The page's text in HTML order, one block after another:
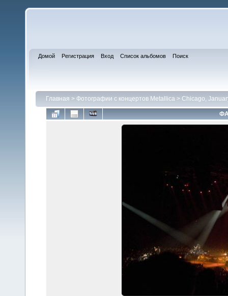
Домой Регистрация Вход Список альбомов Поиск
Главная > Фотографии с концертов Metallica > Chicago,